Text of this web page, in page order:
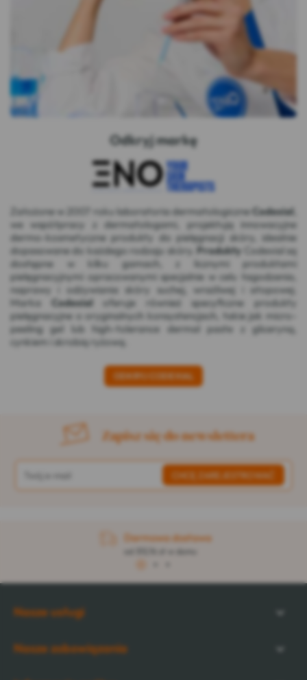
Odkryj markę
Założone w 2007 roku laboratoria dermatologiczneCodexial
we współpracy z dermatologami, projektują innowacyjne
dermo-kosmetyczne produkty do pielęgnacji skóry, idealnie
dopasowane do każdego rodzaju skóry.
Produkty Codexial są
dostępne w kilku gamach, z licznymi produktami
pielęgnacyjnymi opracowanymi specjalnie w celu łagodzenia,
naprawy i odżywiania skóry suchej, wrażliwej i atopowej.
Marka
Codexial oferuje również specyficzne produkty
pielęgnacyjne o oryginalnych konsystencjach, takie jak micro-
peeling gel lub high-tolerance dermal paste z gliceryną,
cynkiem i skrobią ryżową.
ODKRYJ CODEXIAL
Zapisz się do newslettera
Darmowa dostawa
Nasze usługi
Nasze zobowiązania